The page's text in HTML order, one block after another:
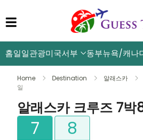
홈일일관광미국서부 동부뉴욕/캐나
Home Destination 알래스카
일
알래스카 크루즈 7박
7 8